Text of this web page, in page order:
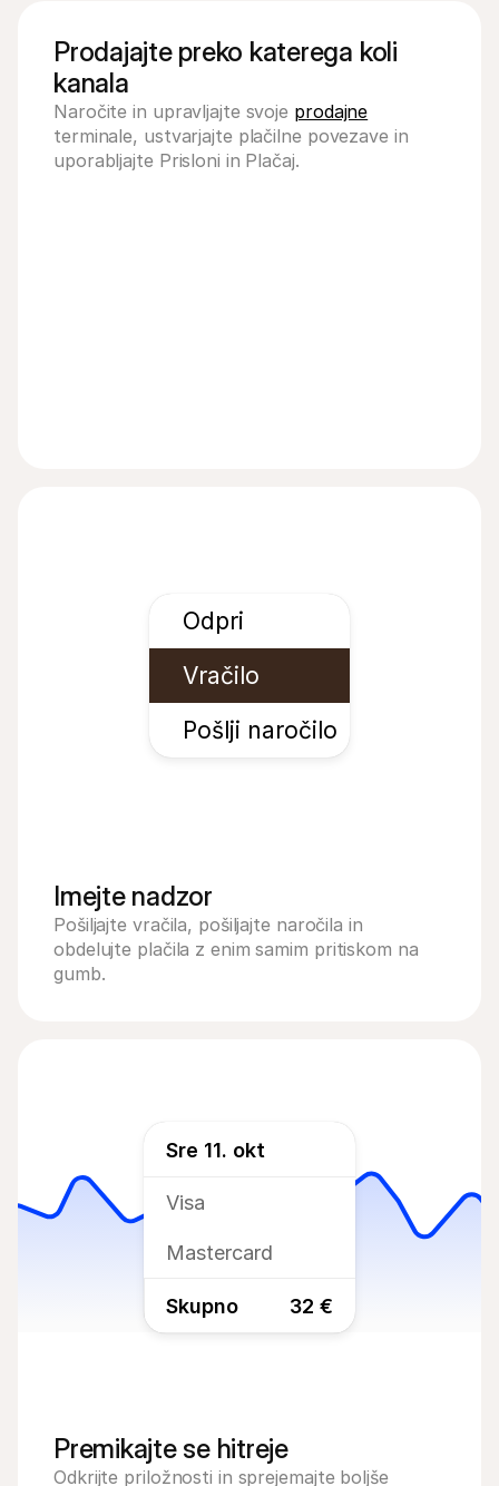
Prodajajte preko katerega koli
kanala
Naročite in upravljajte svoje prodajne
terminale, ustvarjajte plačilne povezave in
uporabljajte Prisloni in Plačaj.
Odpri
Vračilo
Pošlji naročilo
Imejte nadzor
Pošiljajte vračila, pošiljajte naročila in
obdelujte plačila z enim samim pritiskom na
gumb.
Sre 11. okt
Visa
Mastercard
Skupno 32 €
Premikajte se hitreje
Odkrijte priložnosti in sprejemajte boljše